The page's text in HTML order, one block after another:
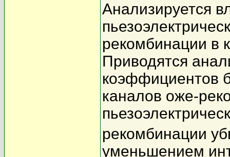
Анализируется
рекомбинации в
Приводятся
коэффициентов
каналов оже-
рекомбинации
уменьшением